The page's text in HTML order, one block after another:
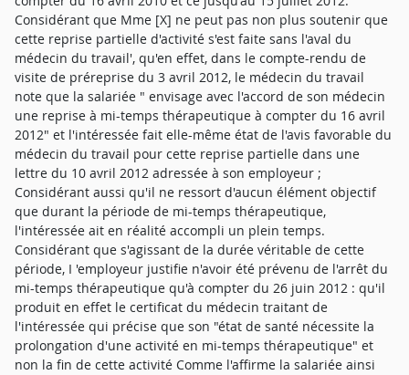
Considérant que Mme [X] ne peut pas non plus soutenir que
cette reprise partielle d'activité s'est faite sans l'aval du
médecin du travail', qu'en effet, dans le compte-rendu de
visite de préreprise du 3 avril 2012, le médecin du travail
note que la salariée " envisage avec l'accord de son médecin
une reprise à mi-temps thérapeutique à compter du 16 avril
2012" et l'intéressée fait elle-même état de l'avis favorable du
médecin du travail pour cette reprise partielle dans une
lettre du 10 avril 2012 adressée à son employeur ;
Considérant aussi qu'il ne ressort d'aucun élément objectif
que durant la période de mi-temps thérapeutique,
l'intéressée ait en réalité accompli un plein temps.
Considérant que s'agissant de la durée véritable de cette
période, I 'employeur justifie n'avoir été prévenu de l'arrêt du
mi-temps thérapeutique qu'à compter du 26 juin 2012 : qu'il
produit en effet le certificat du médecin traitant de
l'intéressée qui précise que son "état de santé nécessite la
prolongation d'une activité en mi-temps thérapeutique" et
non la fin de cette activité Comme l'affirme la salariée ainsi